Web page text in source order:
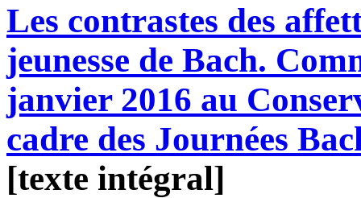
Les contrastes des
jeunesse de Bach.
janvier 2016 au
cadre des Journées
[texte intégral]